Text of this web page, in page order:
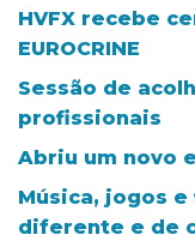
HVFX recebe
EUROCRINE
Sessão de
profissionais
Abriu um novo
Música, jogos
diferente e de